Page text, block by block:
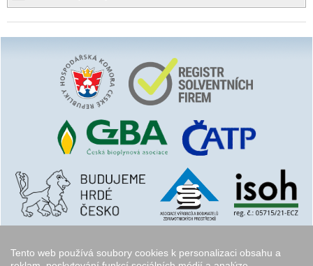
Tento web používá soubory cookies k personalizaci obsahu a